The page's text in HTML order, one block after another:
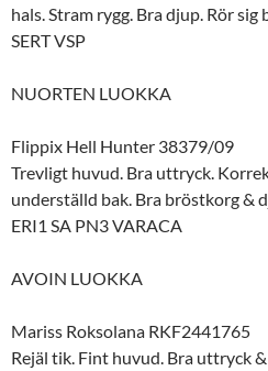
hals. Stram rygg. Bra djup. Rör sig
SERT VSP
NUORTEN LUOKKA
Flippix Hell Hunter 38379/09
Trevligt huvud. Bra uttryck.
underställd bak. Bra bröstkorg &
ERI1 SA PN3 VARACA
AVOIN LUOKKA
Mariss Roksolana RKF2441765
Rejäl tik. Fint huvud. Bra uttryck